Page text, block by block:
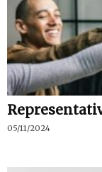
05/11/2024